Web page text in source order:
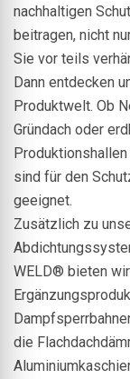
nachhaltigen
beitragen, nicht
Sie vor teils
Dann entdecken
Produktwelt. Ob
Gründach oder
sind für den
geeignet.
Zusätzlich zu
WELD® bieten
die